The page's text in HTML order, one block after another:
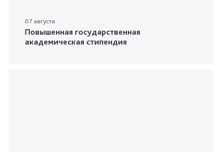
07 августа
Повышенная государственная
академическая стипендия